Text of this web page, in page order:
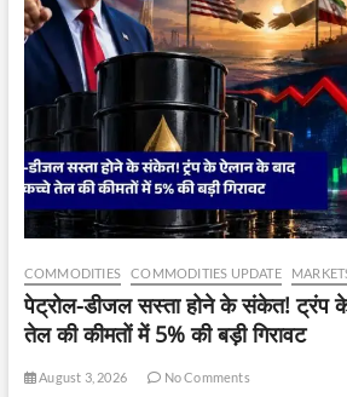
COMMODITIES COMMODITIES UPDATE
पेट्रोल-डीजल सस्ता होने के संकेत! ट्रंप
तेल की कीमतों में 5% की बड़ी गिरावट
August 3, 2026 No Comments